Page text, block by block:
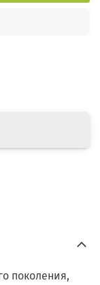
поколения,